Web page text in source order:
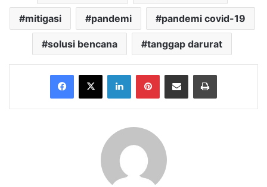
mitigasi pandemi pandemi covid-19
solusi bencana tanggap darurat
Facebook
X LinkedInPinterestShare via Email Print